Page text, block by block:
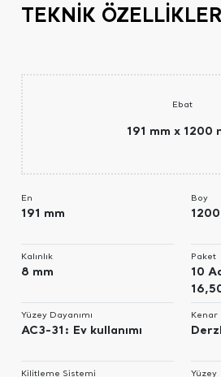
TEKNİK ÖZELLİKLER
Ebat
191 mm x 1200
En
191 mm
Kalınlık
8 mm
Yüzey Dayanımı
AC3-31: Ev kullanımı
Kilitleme Sistemi
Boy
Paket
10
Kenar
Yüzey